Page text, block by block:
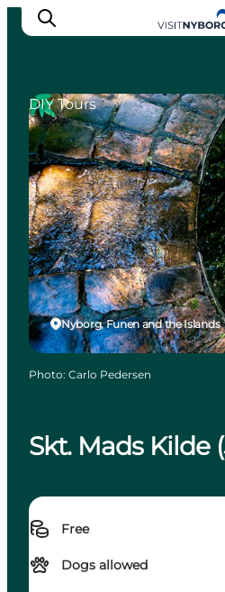
Experience Nyborg
Outdoor
Daily events
Accommodation
Plan your trip
Book & buy
Skt. Mads Kilde
Free
Dogs allowed
Nyborg, Funen and the Islands
DIY Tours
Photo: Carlo Pedersen